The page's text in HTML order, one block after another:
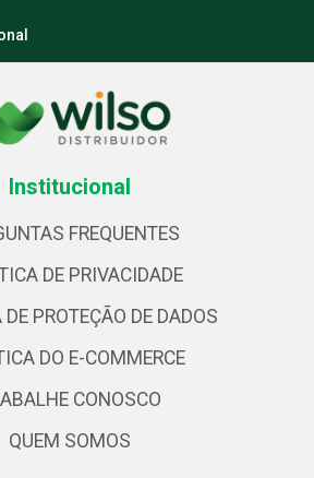
Institucional
FREQUENTES
DE PRIVACIDADE
PROTEÇÃO DE DADOS
DO E-COMMERCE
CONOSCO
QUEM SOMOS